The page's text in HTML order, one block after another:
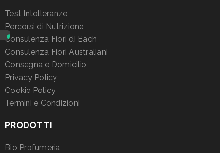
Test Intolleranze
Percorsi di Nutrizione
Consulenza Fiori di Bach
Consulenza Fiori Australiani
Consegna e Domicilio
Privacy Policy
Cookie Policy
Termini e Condizioni
PRODOTTI
Bio Profumeria